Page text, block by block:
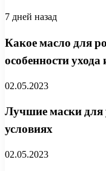
7 дней назад
Какое масло для
особенности
02.05.2023
Лучшие маски для
условиях
02.05.2023